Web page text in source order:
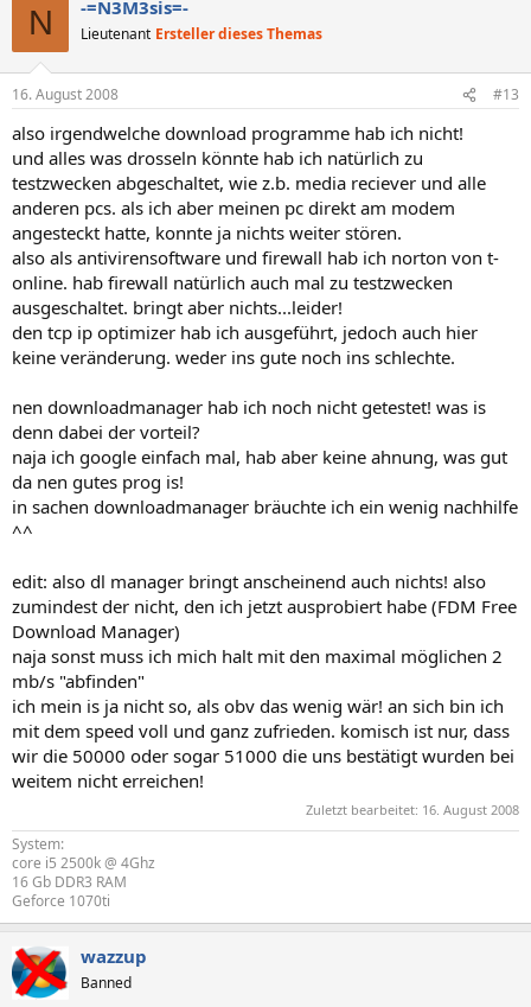
N -=N3M3sis=-
Lieutenant Ersteller dieses Themas
16. August 2008 #13
also irgendwelche download programme hab ich nicht!
und alles was drosseln könnte hab ich natürlich zu
testzwecken abgeschaltet, wie z.b. media reciever und alle
anderen pcs. als ich aber meinen pc direkt am modem
angesteckt hatte, konnte ja nichts weiter stören.
also als antivirensoftware und firewall hab ich norton von t-
online. hab firewall natürlich auch mal zu testzwecken
ausgeschaltet. bringt aber nichts...leider!
den tcp ip optimizer hab ich ausgeführt, jedoch auch hier
keine veränderung. weder ins gute noch ins schlechte.
nen downloadmanager hab ich noch nicht getestet! was is
denn dabei der vorteil?
naja ich google einfach mal, hab aber keine ahnung, was gut
da nen gutes prog is!
in sachen downloadmanager bräuchte ich ein wenig nachhilfe
^^
edit: also dl manager bringt anscheinend auch nichts! also
zumindest der nicht, den ich jetzt ausprobiert habe (FDM Free
Download Manager)
naja sonst muss ich mich halt mit den maximal möglichen 2
mb/s "abfinden"
ich mein is ja nicht so, als obv das wenig wär! an sich bin ich
mit dem speed voll und ganz zufrieden. komisch ist nur, dass
wir die 50000 oder sogar 51000 die uns bestätigt wurden bei
weitem nicht erreichen!
Zuletzt bearbeitet: 16. August 2008
System:
core i5 2500k @ 4Ghz
16 Gb DDR3 RAM
Geforce 1070ti
wazzup
Banned